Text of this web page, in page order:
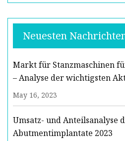
Neuesten
Markt für Stanzmaschinen
– Analyse der wichtigsten
Trends und Prognose 2029
May 16, 2023
Umsatz- und Anteilsanalyse
Abutmentimplantate 2023